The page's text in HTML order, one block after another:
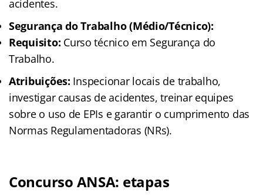
acidentes.
Segurança do Trabalho (Médio/Técnico):
Requisito: Curso técnico em Segurança do
Trabalho.
Atribuições: Inspecionar locais de trabalho,
investigar causas de acidentes, treinar equipes
sobre o uso de EPIs e garantir o cumprimento das
Normas Regulamentadoras (NRs).
Concurso ANSA: etapas